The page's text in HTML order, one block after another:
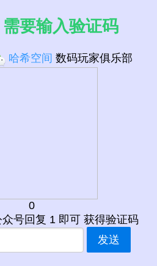
要输入验证码
哈希空间 数码玩家俱乐部
0
号回复 1 即可 获得验证码
发送